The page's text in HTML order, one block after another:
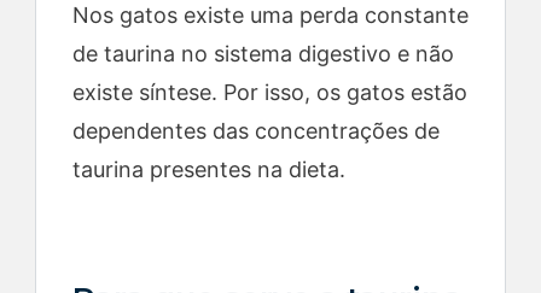
Nos gatos existe uma perda constante
de taurina no sistema digestivo e não
existe síntese. Por isso, os gatos estão
dependentes das concentrações de
taurina presentes na dieta.